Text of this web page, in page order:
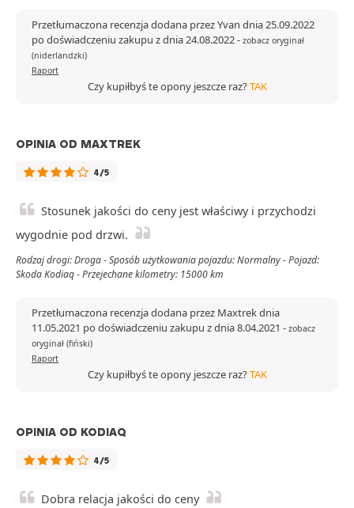
Przetłumaczona recenzja dodana przez Yvan dnia 25.09.2022
po doświadczeniu zakupu z dnia 24.08.2022- zobacz oryginał
(niderlandzki)
Raport
Czy kupiłbyś te opony jeszcze raz?TAK
OPINIA OD MAXTREK
4/5
Stosunek jakości do ceny jest właściwy i przychodzi
wygodnie pod drzwi.
Rodzaj drogi: Droga - Sposób użytkowania pojazdu: Normalny - Pojazd:
Skoda Kodiaq - Przejechane kilometry: 15000 km
Przetłumaczona recenzja dodana przez Maxtrek dnia
11.05.2021 po doświadczeniu zakupu z dnia 8.04.2021 - zobacz
oryginał (fiński)
Raport
Czy kupiłbyś te opony jeszcze raz?TAK
OPINIA OD KODIAQ
4/5
Dobra relacja jakości do ceny